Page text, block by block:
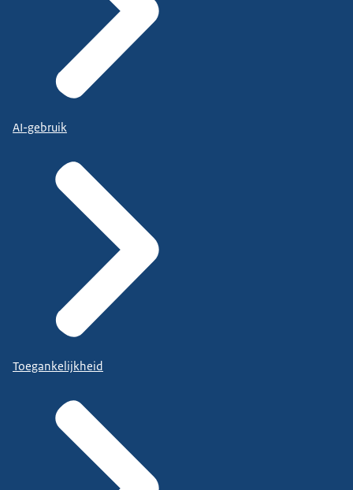
AI-gebruik
Toegankelijkheid